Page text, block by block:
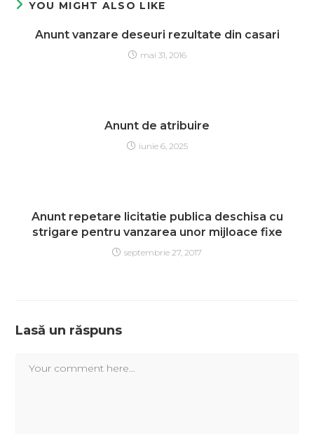
YOU MIGHT ALSO LIKE
Anunt vanzare deseuri rezultate din casari
mai 31, 2016
Anunt de atribuire
iunie 6, 2025
Anunt repetare licitatie publica deschisa cu
strigare pentru vanzarea unor mijloace fixe
septembrie 27, 2017
Lasă un răspuns